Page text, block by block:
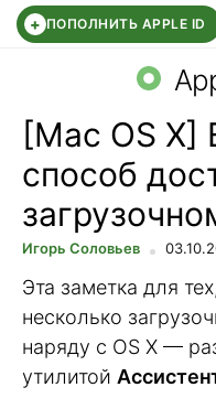
+ ПОПОЛНИТЬ APPLE ID
СБЕР КИДС ВТБ
[Mac OS
способ
Игорь Соловьев
Эта заметка для
несколько
наряду с OS X —
утилитой